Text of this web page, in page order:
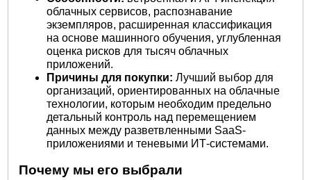
облачных сервисов, распознавание
экземпляров, расширенная классификация
на основе машинного обучения, углубленная
оценка рисков для тысяч облачных
приложений.
Причины для покупки: Лучший выбор для
организаций, ориентированных на облачные
технологии, которым необходим предельно
детальный контроль над перемещением
данных между разветвленными SaaS-
приложениями и теневыми ИТ-системами.
Почему мы его выбрали